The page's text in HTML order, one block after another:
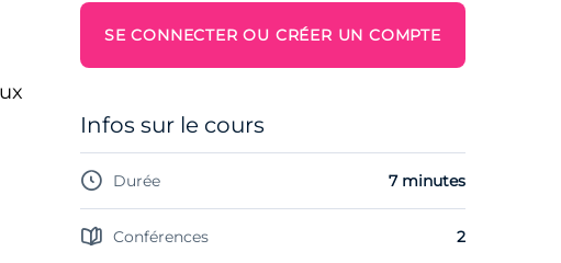
SE CONNECTER OU CRÉER UN COMPTE
Infos sur le cours
Durée 7 minutes
Conférences 2